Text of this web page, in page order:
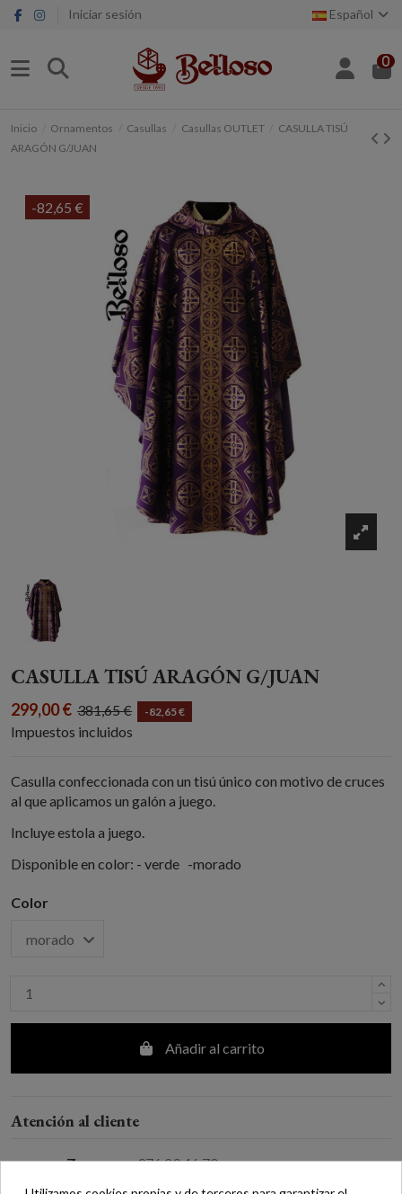
Iniciar sesión Español
0
Inicio Ornamentos Casullas Casullas OUTLET
CASULLA TISÚ
ARAGÓN G/JUAN
-82,65 €
CASULLA TISÚ ARAGÓN G/JUAN
299,00 € 381,65 € -82,65 €
Impuestos incluidos
Casulla confeccionada con un tisú único con motivo de cruces
al que aplicamos un galón a juego.
Incluye estola a juego.
Disponible en color: - verde -morado
Color
Añadir al carrito
Atención al cliente
Zaragoza:976 29 46 70
Madrid:
913 66 42 58